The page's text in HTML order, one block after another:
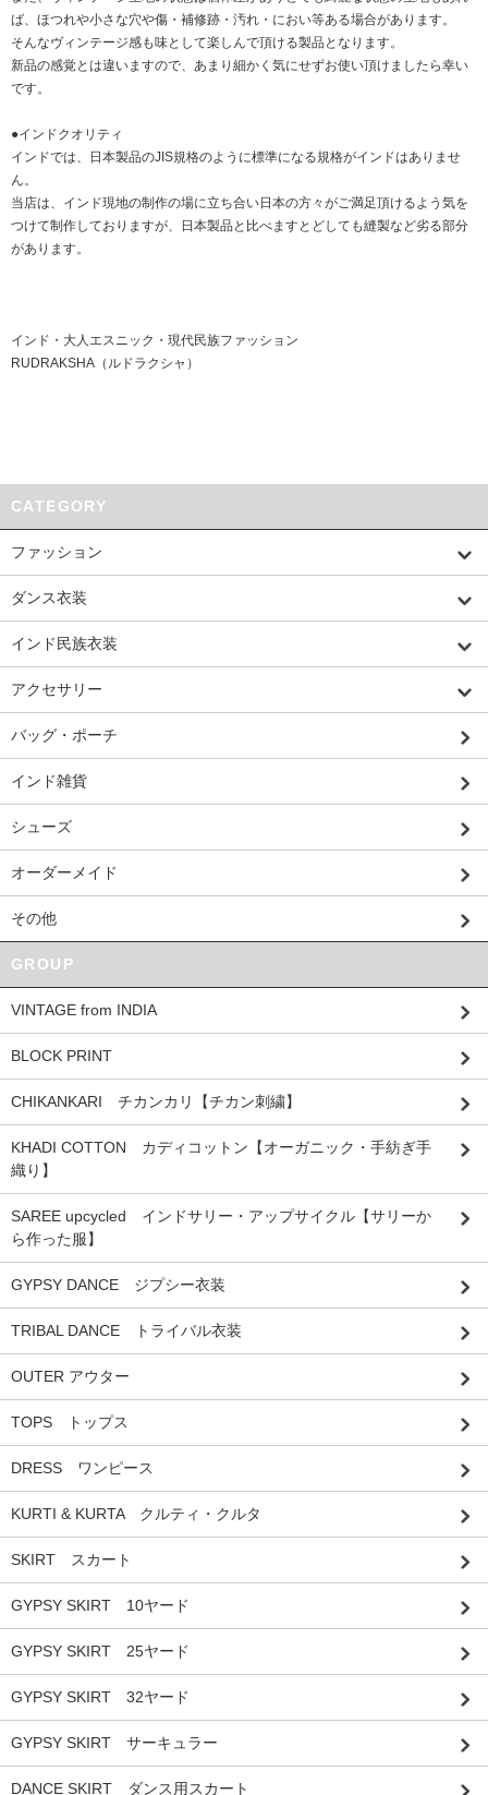
ば、ほつれや小さな穴や傷・補修跡・汚れ・におい等ある場合があります。
そんなヴィンテージ感も味として楽しんで頂ける製品となります。
新品の感覚とは違いますので、あまり細かく気にせずお使い頂けましたら幸い
です。
●インドクオリティ
インドでは、日本製品のJIS規格のように標準になる規格がインドはありませ
ん。
当店は、インド現地の制作の場に立ち合い日本の方々がご満足頂けるよう気を
つけて制作しておりますが、日本製品と比べますとどしても縫製など劣る部分
があります。
インド・大人エスニック・現代民族ファッション
RUDRAKSHA（ルドラクシャ）
CATEGORY
ファッション
ダンス衣装
インド民族衣装
アクセサリー
バッグ・ポーチ
インド雑貨
シューズ
オーダーメイド
その他
GROUP
VINTAGE from INDIA
BLOCK PRINT
CHIKANKARI チカンカリ【チカン刺繍】
KHADI COTTON カディコットン【オーガニック・手紡ぎ手
織り】
SAREE upcycled インドサリー・アップサイクル【サリーか
ら作った服】
GYPSY DANCE ジプシー衣装
TRIBAL DANCE トライバル衣装
OUTER アウター
TOPS トップス
DRESS ワンピース
KURTI & KURTA クルティ・クルタ
SKIRT スカート
GYPSY SKIRT 10ヤード
GYPSY SKIRT 25ヤード
GYPSY SKIRT 32ヤード
GYPSY SKIRT サーキュラー
DANCE SKIRT ダンス用スカート